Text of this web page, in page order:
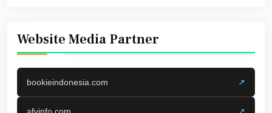
Website Media Partner
bookieindonesia.com ↗